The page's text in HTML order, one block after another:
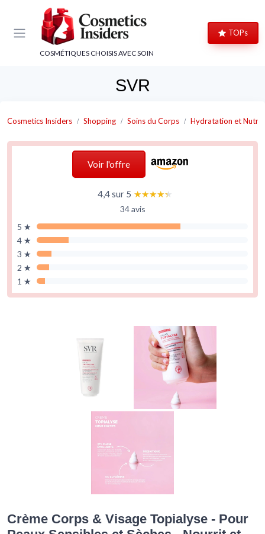
COSMÉTIQUES CHOISIS AVEC SOIN
TOPs
SVR
Cosmetics Insiders Shopping Soins du Corps Hydratation et
Voir l'offre
4,4 sur 5 ★★★★★
★★★★★
34 avis
5 ★
4 ★
3 ★
2 ★
1 ★
Crème Corps & Visage Topialyse - Pour
Panneau de gestion des cookies